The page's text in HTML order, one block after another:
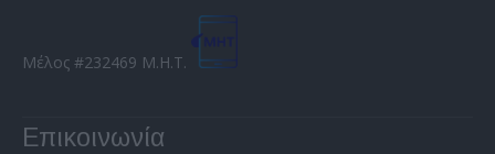
Μέλος #232469 Μ.Η.Τ.
Επικοινωνία